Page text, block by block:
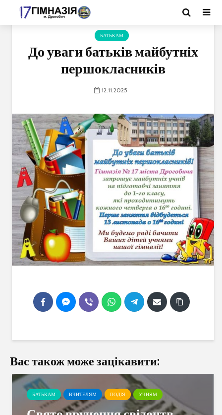
БАТЬКАМ
До уваги батьків майбутніх
першокласників
12.11.2025
Вас також може зацікавити:
БАТЬКАМ ВЧИТЕЛЯМ ПОДІЯ УЧНЯМ